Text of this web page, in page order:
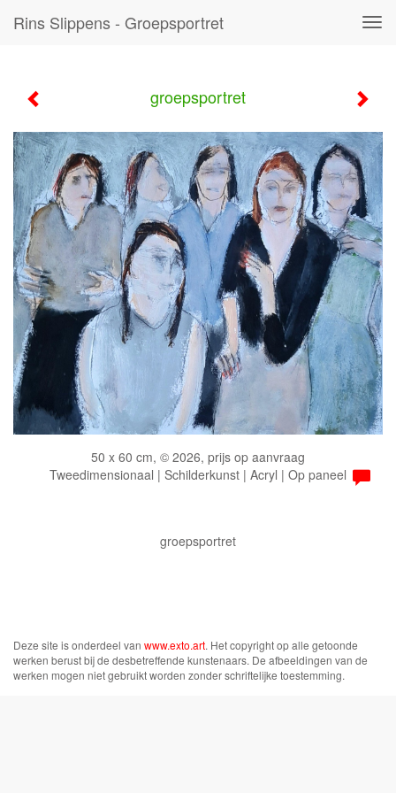
Rins Slippens - Groepsportret
groepsportret
50 x 60 cm, © 2026, prijs op aanvraag
Tweedimensionaal | Schilderkunst | Acryl | Op paneel
groepsportret
Deze site is onderdeel van www.exto.art. Het copyright op alle getoonde
werken berust bij de desbetreffende kunstenaars. De afbeeldingen van de
werken mogen niet gebruikt worden zonder schriftelijke toestemming.